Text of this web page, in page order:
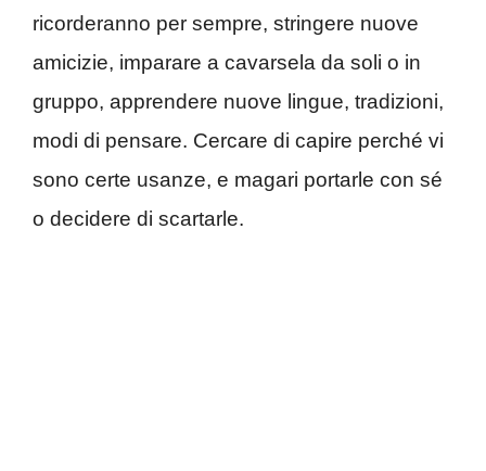
ricorderanno per sempre, stringere nuove
amicizie, imparare a cavarsela da soli o in
gruppo, apprendere nuove lingue, tradizioni,
modi di pensare. Cercare di capire perché vi
sono certe usanze, e magari portarle con sé
o decidere di scartarle.